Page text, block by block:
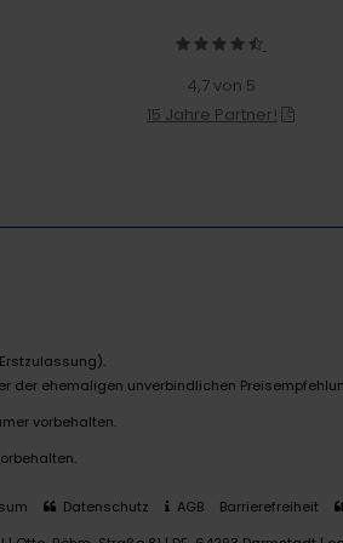
4,7 von 5
15 Jahre Partner!
der ehemaligen unverbindlichen
vorbehalten.
Datenschutz AGB Barrierefreiheit